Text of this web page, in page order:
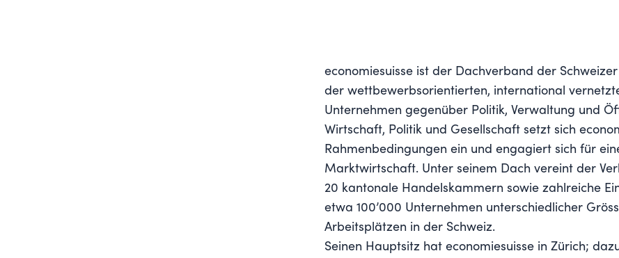
economiesuisse ist der Dachverband der
der wettbewerbsorientierten, international
Unternehmen gegenüber Politik, Verwaltung und
Wirtschaft, Politik und Gesellschaft setzt sich
Rahmenbedingungen ein und engagiert sich für
Marktwirtschaft. Unter seinem Dach vereint der
20 kantonale Handelskammern sowie zahlreiche
etwa 100’000 Unternehmen unterschiedlicher
Arbeitsplätzen in der Schweiz.
Seinen Hauptsitz hat economiesuisse in Zürich;